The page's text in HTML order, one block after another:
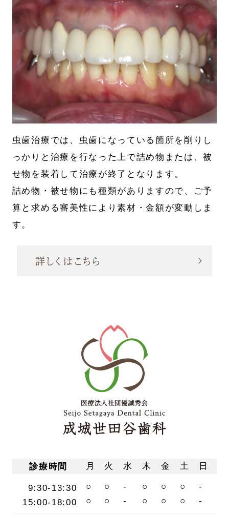
虫歯治療では、虫歯になっている箇所を削りし
っかりと治療を行なった上で詰め物または、被
せ物を装着して治療が終了となります。
詰め物・被せ物にも種類がありますので、ご予
算と求める審美性により素材・金額が変動しま
す。
詳しくはこちら
診療時間 月 火 水 木 金 土 日
9:30-13:30 ○ ○ - ○ ○ ○
-
15:00-18:00
○ ○ - ○ ○ ○ -